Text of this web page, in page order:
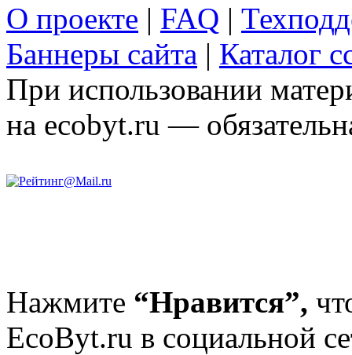
О проекте | FAQ |
Баннеры сайта | Каталог
При использовании
на ecobyt.ru —
Нажмите “Нравится”,
EcoByt.ru в социальной